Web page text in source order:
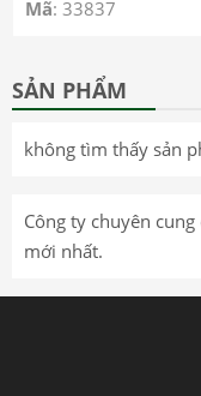
Mã: 33837
SẢN PHẨM
không tìm thấy sản
Công ty chuyên cung
mới nhất.